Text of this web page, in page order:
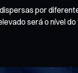
por
será o nível